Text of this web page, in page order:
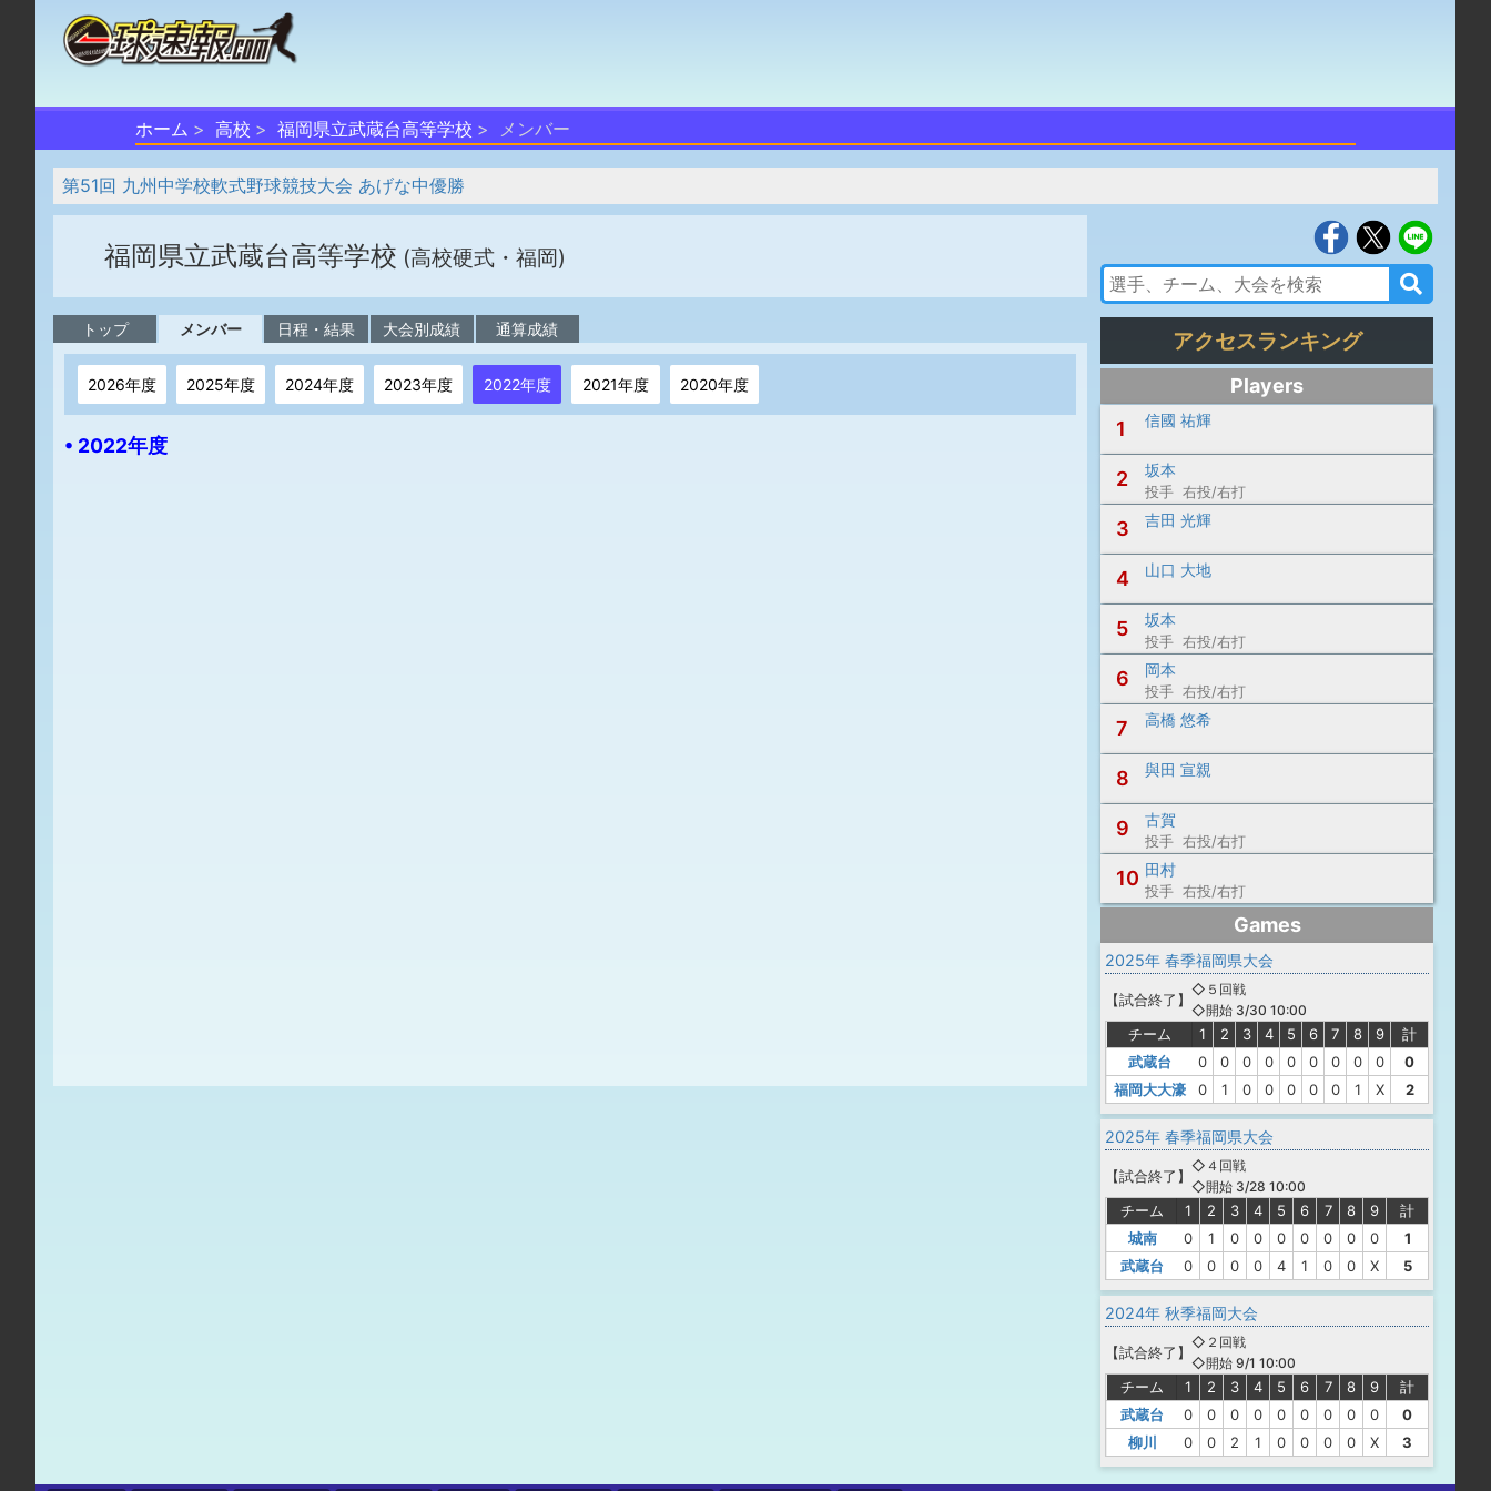
ホーム 高校 福岡県立武蔵台高等学校 メンバー
第51回 九州中学校軟式野球競技大会 あげな中優勝
福岡県立武蔵台高等学校 (高校硬式・福岡)
トップ メンバー 日程・結果 大会別成績 通算成績
2026年度 2025年度 2024年度 2023年度 2022年度 2021年度 2020年度
• 2022年度
アクセスランキング
Players
1
信國 祐輝
2 坂本
投手 右投/右打
3 吉田 光輝
4 山口 大地
5 坂本
投手 右投/右打
6 岡本
投手 右投/右打
7 高橋 悠希
8 與田 宣親
9 古賀
投手 右投/右打
10 田村
投手 右投/右打
Games
2025年 春季福岡県大会
【試合終了 】
◇５回戦
◇開始 3/30 10:00
チーム 1 2 3 4 5 6 7 8 9
計
武蔵台
0 0 0 0 0 0 0 0 0
0
福岡大大濠
0 1 0 0 0 0 0 1 X 2
2025年 春季福岡県大会
【試合終了 】
◇４回戦
◇開始 3/28 10:00
チーム 1 2 3 4 5 6 7 8 9
計
城南
0 1 0 0 0 0 0 0 0
1
武蔵台
0 0 0 0 4 1 0 0 X 5
2024年 秋季福岡大会
【試合終了 】
◇２回戦
◇開始 9/1 10:00
チーム 1 2 3 4 5 6 7 8 9
計
武蔵台
0 0 0 0 0 0 0 0 0
0
柳川
0 0 2 1 0 0 0 0 X 3